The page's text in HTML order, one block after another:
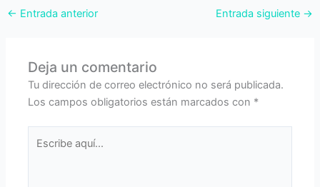
← Entrada anterior Entrada siguiente →
Deja un comentario
Tu dirección de correo electrónico no será publicada.
Los campos obligatorios están marcados con *
aquí...